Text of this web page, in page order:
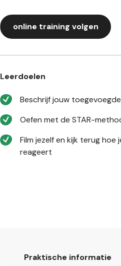
online training volgen
Leerdoelen
Beschrijf jouw
Oefen met de STAR-
Film jezelf en kijk terug
reageert
Praktische informatie